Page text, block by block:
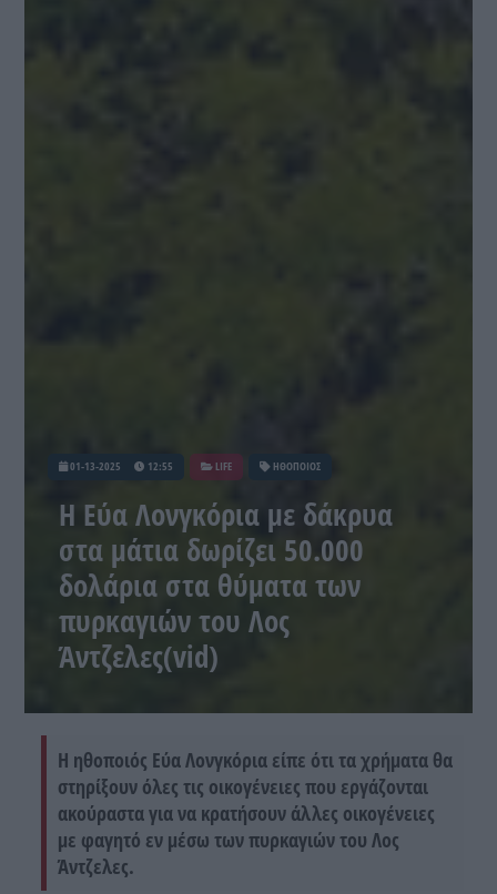
01-13-2025 12:55 LIFE ΗΘΟΠΟΙΟΣ
Η Εύα Λονγκόρια με δάκρυα
στα μάτια δωρίζει 50.000
δολάρια στα θύματα των
πυρκαγιών του Λος
Άντζελες(vid)
Η ηθοποιός Εύα Λονγκόρια είπε ότι τα χρήματα θα
στηρίξουν όλες τις οικογένειες που εργάζονται
ακούραστα για να κρατήσουν άλλες οικογένειες
με φαγητό εν μέσω των πυρκαγιών του Λος
Άντζελες.